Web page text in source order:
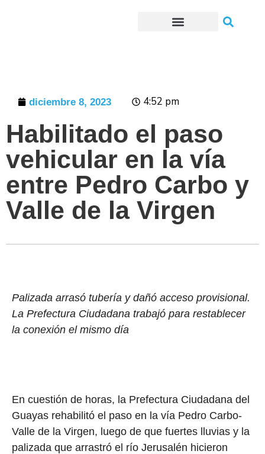
diciembre 8, 2023 4:52 pm
Habilitado el paso
vehicular en la vía
entre Pedro Carbo y
Valle de la Virgen
Palizada arrasó tubería y dañó acceso provisional.
La Prefectura Ciudadana trabajó para restablecer
la conexión el mismo día
En cuestión de horas, la Prefectura Ciudadana del
Guayas rehabilitó el paso en la vía Pedro Carbo-
Valle de la Virgen, luego de que fuertes lluvias y la
palizada que arrastró el río Jerusalén hicieron